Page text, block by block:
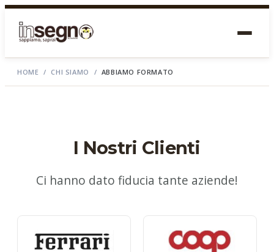
HOME / CHI SIAMO / ABBIAMO FORMATO
I Nostri Clienti
Ci hanno dato fiducia tante aziende!